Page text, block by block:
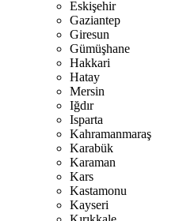
Eskişehir
Gaziantep
Giresun
Gümüşhane
Hakkari
Hatay
Mersin
Iğdır
Isparta
Kahramanmaraş
Karabük
Karaman
Kars
Kastamonu
Kayseri